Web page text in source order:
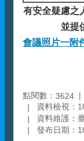
有安全疑慮之
並提
會議照片一附
點閱數： 3624
資料檢視：
資料維護：
發布日期：